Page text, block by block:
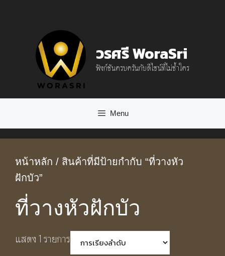
วรศรี WoraSri
ฟังก์ชันครบครันกับดีไซน์ที่ไม่ซ้ำใคร
Menu
หน้าหลัก / สินค้าที่มีป้ายกำกับ “ที่วางหัว
ฝักบัว”
ที่วางหัวฝักบัว
แสดง 1 รายการ